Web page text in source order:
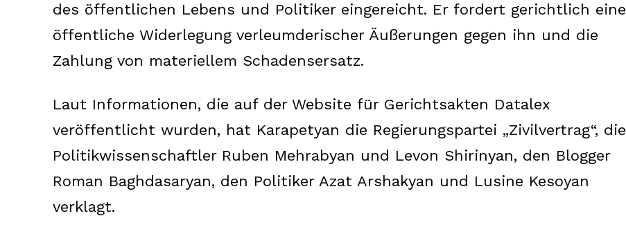
des öffentlichen Lebens und Politiker eingereicht. Er fordert gerichtlich eine
öffentliche Widerlegung verleumderischer Äußerungen gegen ihn und die
Zahlung von materiellem Schadensersatz.
Laut Informationen, die auf der Website für Gerichtsakten Datalex
veröffentlicht wurden, hat Karapetyan die Regierungspartei „Zivilvertrag“, die
Politikwissenschaftler Ruben Mehrabyan und Levon Shirinyan, den Blogger
Roman Baghdasaryan, den Politiker Azat Arshakyan und Lusine Kesoyan
verklagt.